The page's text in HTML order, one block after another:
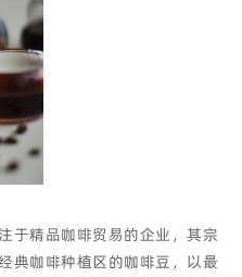
于精品咖啡贸易的企业，其宗
典咖啡种植区的咖啡豆，以最